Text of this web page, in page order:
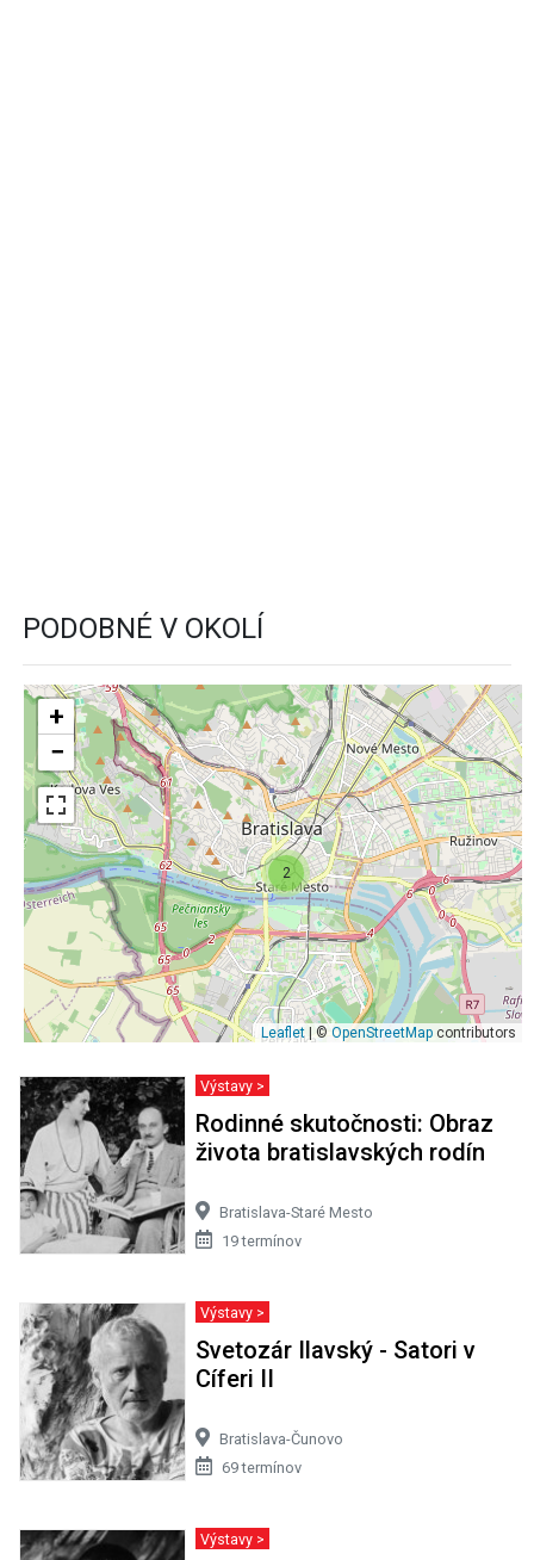
PODOBNÉ V OKOLÍ
2
+
−
Leaflet | ©OpenStreetMap contributors
Výstavy >
Rodinné skutočnosti: Obraz
života bratislavských rodín
Bratislava-Staré Mesto
19 termínov
Výstavy >
Svetozár Ilavský - Satori v
Cíferi II
Bratislava-Čunovo
69 termínov
Výstavy >